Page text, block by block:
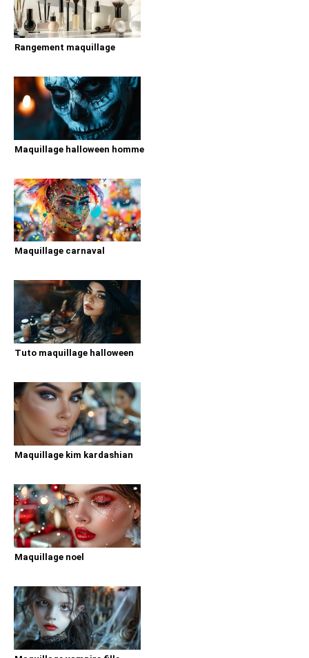
Rangement maquillage
Maquillage halloween homme
Maquillage carnaval
Tuto maquillage halloween
Maquillage kim kardashian
Maquillage noel